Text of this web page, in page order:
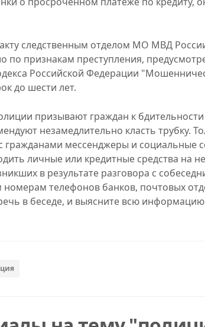
следственным отделом МО МВД
по признакам преступления,
Российской Федерации
до шести лет.
призывают граждан к
незамедлительно класть трубку.
гражданами мессенджеры и социальные
личные или кредитные средства на
в результате разговора с
телефонов банков, почтовых
в беседе, и выясните всю